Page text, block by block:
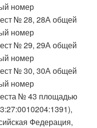
номер
№ 28, 28А общей
номер
№ 29, 29А общей
номер
№ 30, 30А общей
номер
№ 43 площадью
Федерация,